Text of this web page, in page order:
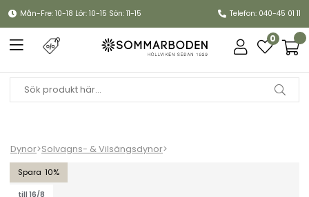
Mån-Fre: 10-18 Lör: 10-15 Sön: 11-15 Telefon: 040-45 01 11
0
Dynor>Solvagns- & Vilsängsdynor>
10
till 16/8
Iduna vilsängsdyna - grön